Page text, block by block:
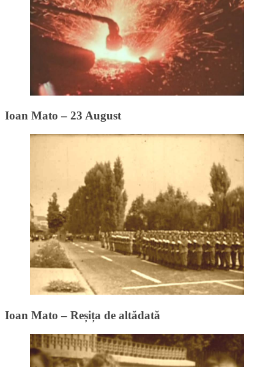
Ioan Mato – 23 August
Ioan Mato – Reșița de altădată